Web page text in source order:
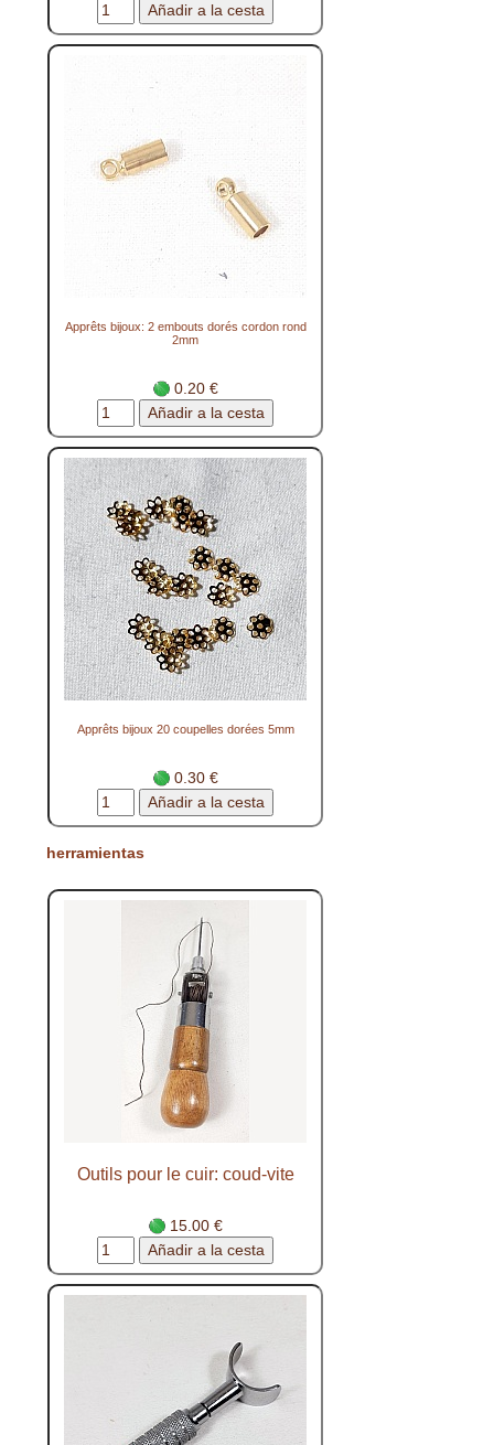
Apprêts bijoux: 2 embouts dorés cordon rond
2mm
0.20 €
Apprêts bijoux 20 coupelles dorées 5mm
0.30 €
herramientas
Outils pour le cuir: coud-vite
15.00 €